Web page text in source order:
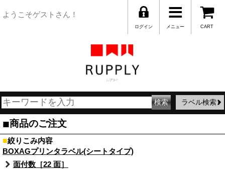
ようこそゲストさん！
CART
メニュー
ログイン
ラベル検索
■商品のご注文
■絞りこみ内容
BOXAGプリンタラベル(シートタイプ)
面付数［22 面］